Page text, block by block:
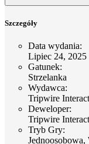
Szczegóły
Data wydania:
Lipiec 24, 2025
Gatunek:
Strzelanka
Wydawca:
Tripwire
Deweloper:
Tripwire
Tryb Gry: